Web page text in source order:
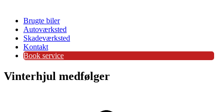
Brugte biler
Autoværksted
Skadeværksted
Kontakt
Book service
Vinterhjul medfølger